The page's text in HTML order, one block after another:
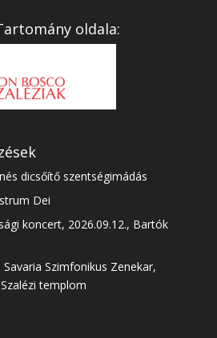
oldala:
dicsőítő szentségimádás
Dei
koncert, 2026.09.12., Bartók
Szimfonikus Zenekar,
templom